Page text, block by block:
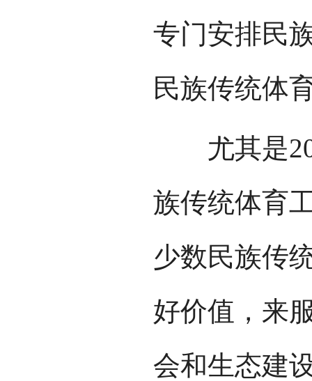
专门安排民
民族传统体
尤其是
族传统体育
少数民族传
好价值，来
会和生态建